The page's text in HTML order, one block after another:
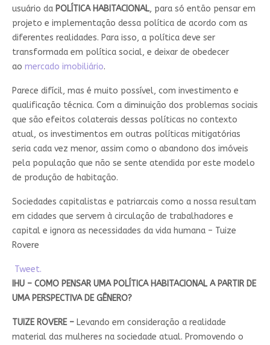
usuário da POLÍTICA HABITACIONAL, para só então pensar em
projeto e implementação dessa política de acordo com as
diferentes realidades. Para isso, a política deve ser
transformada em política social, e deixar de obedecer
ao mercado imobiliário.
Parece difícil, mas é muito possível, com investimento e
qualificação técnica. Com a diminuição dos problemas sociais
que são efeitos colaterais dessas políticas no contexto
atual, os investimentos em outras políticas mitigatórias
seria cada vez menor, assim como o abandono dos imóveis
pela população que não se sente atendida por este modelo
de produção de habitação.
Sociedades capitalistas e patriarcais como a nossa resultam
em cidades que servem à circulação de trabalhadores e
capital e ignora as necessidades da vida humana – Tuize
Rovere
Tweet.
IHU – COMO PENSAR UMA POLÍTICA HABITACIONAL A PARTIR DE
UMA PERSPECTIVA DE GÊNERO?
TUIZE ROVERE –Levando em consideração a realidade
material das mulheres na sociedade atual. Promovendo o